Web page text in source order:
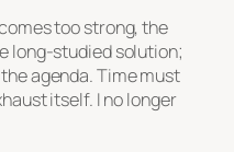
too strong, the
long-studied solution;
agenda. Time must
itself. I no longer